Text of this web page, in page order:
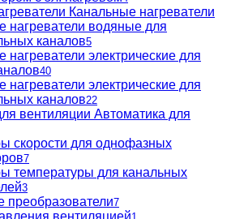
Канальные нагреватели
нагреватели водяные для
каналов5
нагреватели электрические для
40
нагреватели электрические для
каналов22
Автоматика для
скорости для однофазных
7
температуры для канальных
3
преобразователи7
вентиляцией